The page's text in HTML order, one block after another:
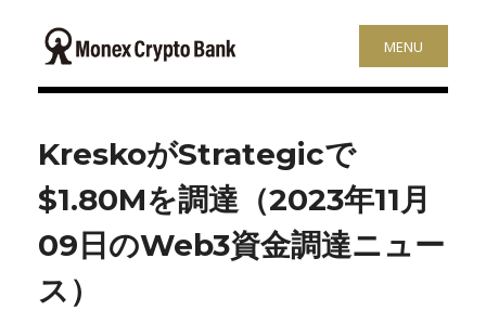
MENU
KreskoがStrategicで
$1.80Mを調達（2023年11月
09日のWeb3資金調達ニュー
ス）